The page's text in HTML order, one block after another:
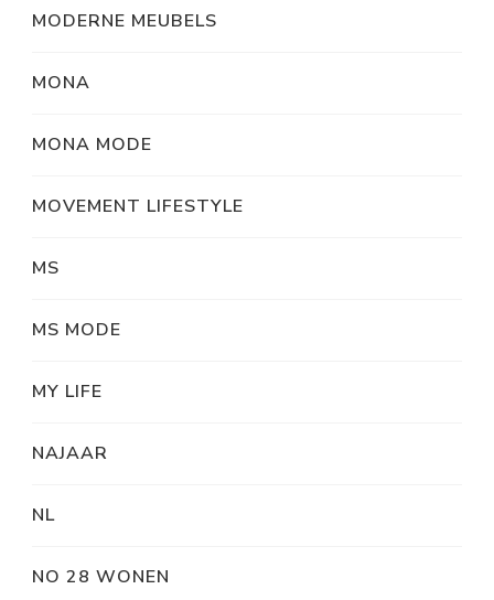
MODERNE MEUBELS
MONA
MONA MODE
MOVEMENT LIFESTYLE
MS
MS MODE
MY LIFE
NAJAAR
NL
NO 28 WONEN